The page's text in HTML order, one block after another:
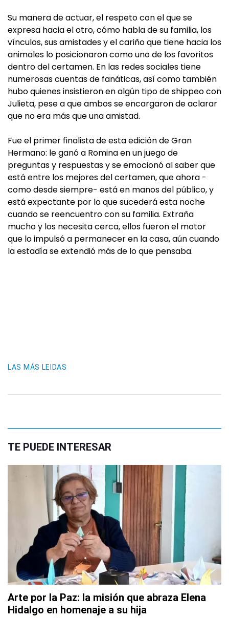
Su manera de actuar, el respeto con el que se
expresa hacia el otro, cómo habla de su familia, los
vínculos, sus amistades y el cariño que tiene hacia los
animales lo posicionaron como uno de los favoritos
dentro del certamen. En las redes sociales tiene
numerosas cuentas de fanáticas, así como también
hubo quienes insistieron en algún tipo de shippeo con
Julieta, pese a que ambos se encargaron de aclarar
que no era más que una amistad.
Fue el primer finalista de esta edición de Gran
Hermano: le ganó a Romina en un juego de
preguntas y respuestas y se emocionó al saber que
está entre los mejores del certamen, que ahora -
como desde siempre- está en manos del público, y
está expectante por lo que sucederá esta noche
cuando se reencuentro con su familia. Extraña
mucho y los necesita cerca, ellos fueron el motor
que lo impulsó a permanecer en la casa, aún cuando
la estadía se extendió más de lo que pensaba.
LAS MÁS LEIDAS
TE PUEDE INTERESAR
Arte por la Paz: la misión que abraza Elena
Hidalgo en homenaje a su hija